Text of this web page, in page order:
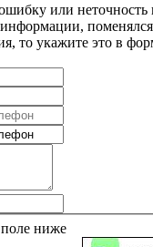
или неточность
то укажите это в
ниже